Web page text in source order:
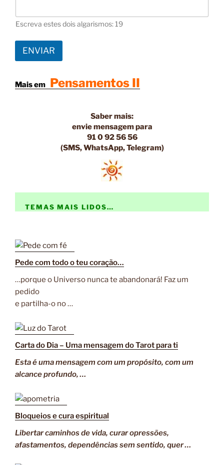
Escreva estes dois algarismos: 19
ENVIAR
Mais em Pensamentos II
Saber mais:
enviemensagempara
91 0 92 56 56
(SMS, WhatsApp, Telegram)
TEMAS MAIS LIDOS…
Pede com todo o teu coração…
…porque o Universo nunca te abandonará! Faz um
pedido
e partilha-o no …
Carta do Dia – Uma mensagem do Tarot para ti
Esta é uma mensagem com um propósito, com um
alcance profundo, …
Bloqueios e cura espiritual
Libertar caminhos de vida, curar opressões,
afastamentos, dependências sem sentido, quer …